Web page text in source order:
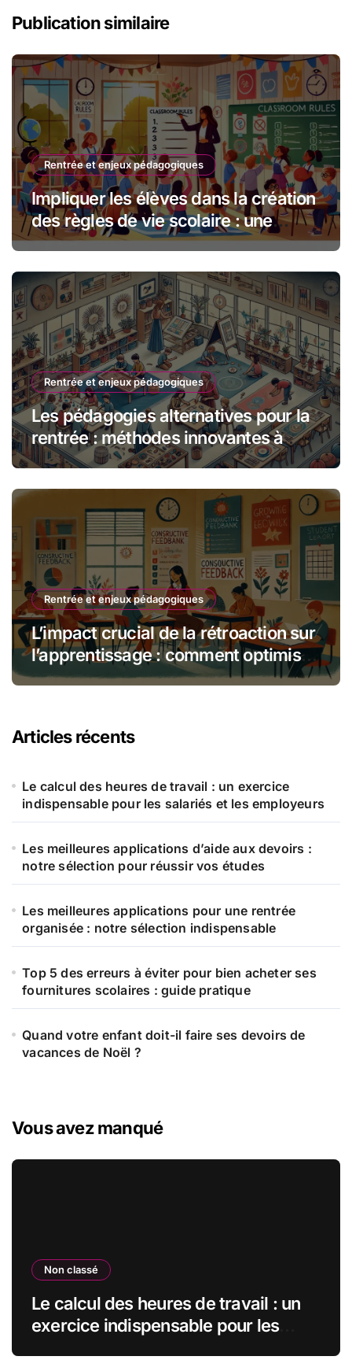
Publication similaire
Rentrée et enjeux pédagogiques
Impliquer les élèves dans la création
des règles de vie scolaire : une
approche collaborative efficace
Rentrée et enjeux pédagogiques
Les pédagogies alternatives pour la
rentrée : méthodes innovantes à
adopter en classe
Rentrée et enjeux pédagogiques
L’impact crucial de la rétroaction sur
l’apprentissage : comment optimiser
son processus éducatif
Articles récents
Le calcul des heures de travail : un exercice
indispensable pour les salariés et les employeurs
Les meilleures applications d’aide aux devoirs :
notre sélection pour réussir vos études
Les meilleures applications pour une rentrée
organisée : notre sélection indispensable
Top 5 des erreurs à éviter pour bien acheter ses
fournitures scolaires : guide pratique
Quand votre enfant doit-il faire ses devoirs de
vacances de Noël ?
Vous avez manqué
Non classé
Le calcul des heures de travail : un
exercice indispensable pour les